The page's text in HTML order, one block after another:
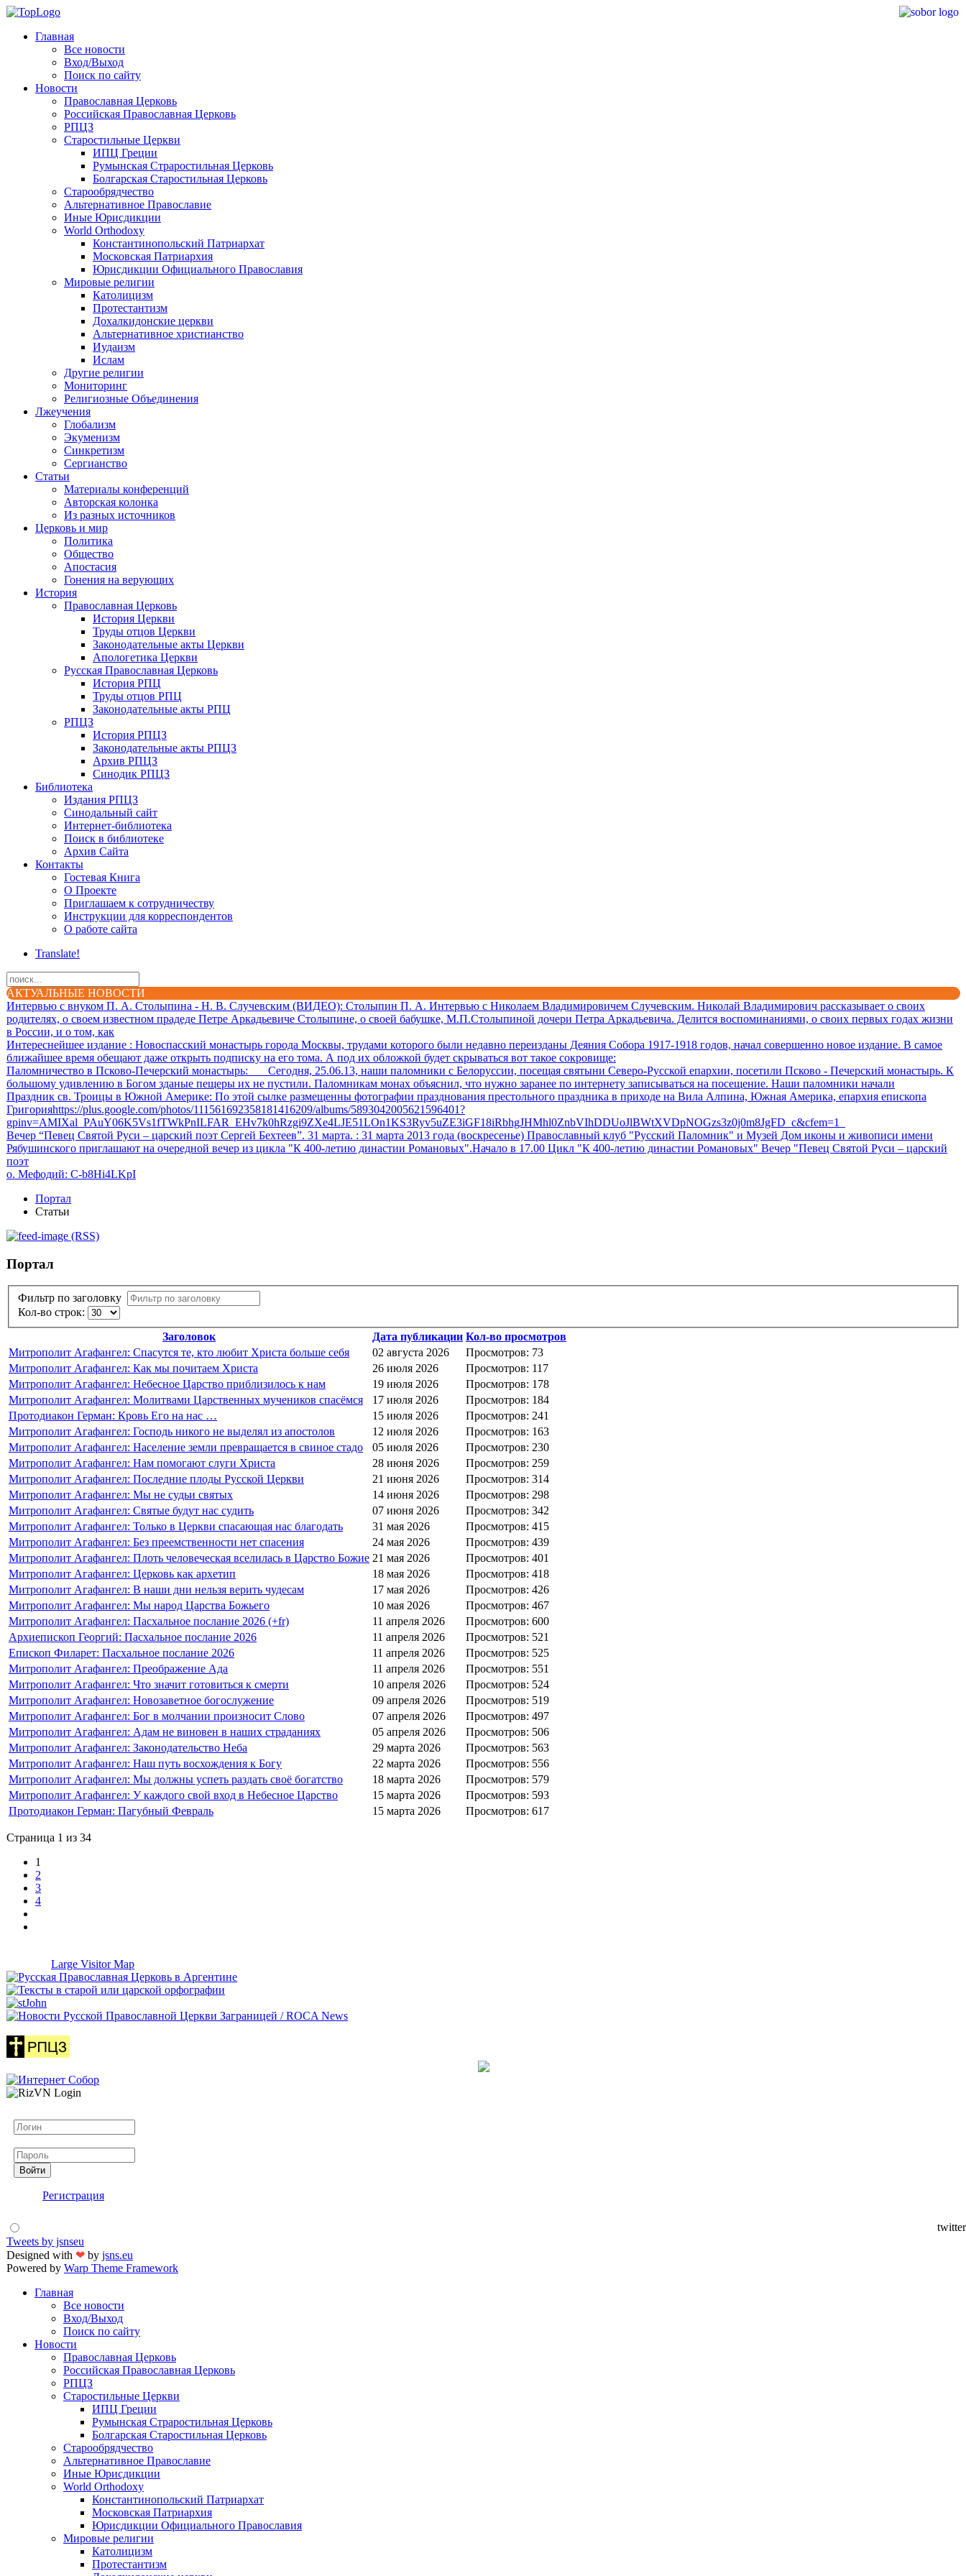
Главная
Все новости
Вход/Выход
Поиск по сайту
Новости
Православная Церковь
Российская Православная Церковь
РПЦЗ
Старостильные Церкви
ИПЦ Греции
Румынская Страростильная Церковь
Болгарская Старостильная Церковь
Старообрядчество
Альтернативное Православие
Иные Юрисдикции
World Orthodoxy
Константинопольский Патриархат
Московская Патриархия
Юрисдикции Официального Православия
Мировые религии
Католицизм
Протестантизм
Дохалкидонские церкви
Альтернативное христианство
Иудаизм
Ислам
Другие религии
Мониторинг
Религиозные Объединения
Лжеучения
Глобализм
Экуменизм
Синкретизм
Сергианство
Статьи
Материалы конференций
Авторская колонка
Из разных источников
Церковь и мир
Политика
Общество
Апостасия
Гонения на верующих
История
Православная Церковь
История Церкви
Труды отцов Церкви
Законодательные акты Церкви
Апологетика Церкви
Русская Православная Церковь
История РПЦ
Труды отцов РПЦ
Законодательные акты РПЦ
РПЦЗ
История РПЦЗ
Законодательные акты РПЦЗ
Архив РПЦЗ
Синодик РПЦЗ
Библиотека
Издания РПЦЗ
Синодальный сайт
Интернет-библиотека
Поиск в библиотеке
Архив Сайта
Контакты
Гостевая Книга
О Проекте
Приглашаем к сотрудничеству
Инструкции для корреспондентов
О работе сайта
Translate!
АКТУАЛЬНЫЕ НОВОСТИ
Интервью с внуком П. А. Столыпина - Н. В. Случевским (ВИДЕО): Столыпин П. А. Интервью с Николаем Владимировичем Случевским. Николай Владимирович рассказывает о своих
родителях, о своем известном прадеде Петре Аркадьевиче Столыпине, о своей бабушке, М.П.Столыпиной дочери Петра Аркадьевича. Делится воспоминаниями, о своих первых годах жизни
в России, и о том, как
Интереснейшее издание : Новоспасский монастырь города Москвы, трудами которого были недавно переизданы Деяния Собора 1917-1918 годов, начал совершенно новое издание. В самое
ближайшее время обещают даже открыть подписку на его тома. А под их обложкой будет скрываться вот такое сокровище:
Паломничество в Псково-Печерский монастырь: Сегодня, 25.06.13, наши паломники с Белоруссии, посещая святыни Северо-Русской епархии, посетили Псково - Печерский монастырь. К
большому удивлению в Богом зданые пещеры их не пустили. Паломникам монах объяснил, что нужно заранее по интернету записываться на посещение. Наши паломники начали
Праздник св. Троицы в Южной Америке: По этой сылке размещенны фотографии празднования престольного праздника в приходе на Вила Алпина, Южная Америка, епархия епископа
Григорияhttps://plus.google.com/photos/111561692358181416209/albums/5893042005621596401?
gpinv=AMIXal_PAuY06K5Vs1fTWkPnILFAR_EHv7k0hRzgi9ZXe4LJE51LOn1KS3Ryv5uZE3iGF18iRbhgJHMhl0ZnbVIhDDUoJlBWtXVDpNOGzs3z0j0m8JgFD_c&cfem=1
Вечер “Певец Святой Руси – царский поэт Сергей Бехтеев”. 31 марта. : 31 марта 2013 года (воскресенье) Православный клуб "Русский Паломник" и Музей Дом иконы и живописи имени
Рябушинского приглашают на очередной вечер из цикла "К 400-летию династии Романовых".Начало в 17.00 Цикл "К 400-летию династии Романовых" Вечер "Певец Святой Руси – царский
поэт
о. Мефодий: C-b8Hi4LKpI
Портал
Статьи
(RSS)
Портал
Фильтр по заголовку
Кол-во строк:
Заголовок
Дата публикации Кол-во просмотров
Митрополит Агафангел: Спасутся те, кто любит Христа больше себя
02 августа 2026
Просмотров: 73
Митрополит Агафангел: Как мы почитаем Христа
26 июля 2026
Просмотров: 117
Митрополит Агафангел: Небесное Царство приблизилось к нам
19 июля 2026
Просмотров: 178
Митрополит Агафангел: Молитвами Царственных мучеников спасёмся
17 июля 2026
Просмотров: 184
Протодиакон Герман: Кровь Его на нас …
15 июля 2026
Просмотров: 241
Митрополит Агафангел: Господь никого не выделял из апостолов
12 июля 2026
Просмотров: 163
Митрополит Агафангел: Население земли превращается в свиное стадо
05 июля 2026
Просмотров: 230
Митрополит Агафангел: Нам помогают слуги Христа
28 июня 2026
Просмотров: 259
Митрополит Агафангел: Последние плоды Русской Церкви
21 июня 2026
Просмотров: 314
Митрополит Агафангел: Мы не судьи святых
14 июня 2026
Просмотров: 298
Митрополит Агафангел: Святые будут нас судить
07 июня 2026
Просмотров: 342
Митрополит Агафангел: Только в Церкви спасающая нас благодать
31 мая 2026
Просмотров: 415
Митрополит Агафангел: Без преемственности нет спасения
24 мая 2026
Просмотров: 439
Митрополит Агафангел: Плоть человеческая вселилась в Царство Божие 21 мая 2026
Просмотров: 401
Митрополит Агафангел: Церковь как архетип
18 мая 2026
Просмотров: 418
Митрополит Агафангел: В наши дни нельзя верить чудесам
17 мая 2026
Просмотров: 426
Митрополит Агафангел: Мы народ Царства Божьего
10 мая 2026
Просмотров: 467
Митрополит Агафангел: Пасхальное послание 2026 (+fr)
11 апреля 2026
Просмотров: 600
Архиепископ Георгий: Пасхальное послание 2026
11 апреля 2026
Просмотров: 521
Епископ Филарет: Пасхальное послание 2026
11 апреля 2026
Просмотров: 525
Митрополит Агафангел: Преображение Ада
11 апреля 2026
Просмотров: 551
Митрополит Агафангел: Что значит готовиться к смерти
10 апреля 2026
Просмотров: 524
Митрополит Агафангел: Новозаветное богослужение
09 апреля 2026
Просмотров: 519
Митрополит Агафангел: Бог в молчании произносит Слово
07 апреля 2026
Просмотров: 497
Митрополит Агафангел: Адам не виновен в наших страданиях
05 апреля 2026
Просмотров: 506
Митрополит Агафангел: Законодательство Неба
29 марта 2026
Просмотров: 563
Митрополит Агафангел: Наш путь восхождения к Богу
22 марта 2026
Просмотров: 556
Митрополит Агафангел: Мы должны успеть раздать своё богатство
18 марта 2026
Просмотров: 579
Митрополит Агафангел: У каждого свой вход в Небесное Царство
15 марта 2026
Просмотров: 593
Протодиакон Герман: Пагубный Февраль
15 марта 2026 Просмотров: 617
Страница 1 из 34
1
2
3
4
Large Visitor Map
Войти
Регистрация
twitter
Tweets by jsnseu
Designed with ❤ by jsns.eu
Powered by Warp Theme Framework
Главная
Все новости
Вход/Выход
Поиск по сайту
Новости
Православная Церковь
Российская Православная Церковь
РПЦЗ
Старостильные Церкви
ИПЦ Греции
Румынская Страростильная Церковь
Болгарская Старостильная Церковь
Старообрядчество
Альтернативное Православие
Иные Юрисдикции
World Orthodoxy
Константинопольский Патриархат
Московская Патриархия
Юрисдикции Официального Православия
Мировые религии
Католицизм
Протестантизм